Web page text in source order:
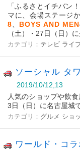
「ふるさとイチバン
マに、会場ステージ
8
BOYS AND MEN
（土）・27日（日）
カテゴリ： テレビ ライ
ソーシャル タ
2019/10/12,13
人気のショップや飲
3日（日）に名古屋城
カテゴリ： グルメ ショ
ワールド・コ